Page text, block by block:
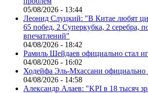
05/08/2026 - 13:44
Леонид Слуцкий: "В Китае любят
65 побед, 2 Суперкубка, 2 серебра,
впечатлений"
04/08/2026 - 18:42
Рамиль Шейдаев официально стал
04/08/2026 - 16:02
Ходейфа Эль-Мхассани
04/08/2026 - 14:58
Александр Алаев: "KPI в 18 тысяч